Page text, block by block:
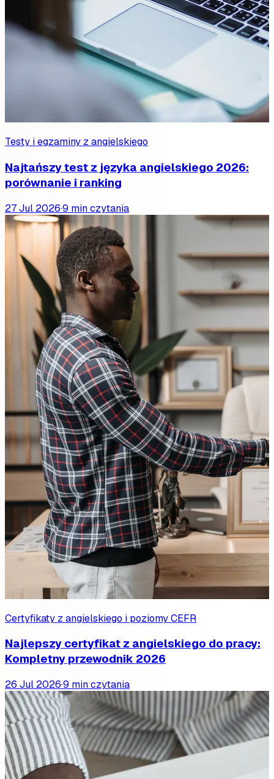
Testy i egzaminy z angielskiego
Najtańszy test z języka angielskiego 2026:
porównanie i ranking
27 Jul 2026·9 min czytania
Certyfikaty z angielskiego i poziomy CEFR
Najlepszy certyfikat z angielskiego do pracy:
Kompletny przewodnik 2026
26 Jul 2026·9 min czytania